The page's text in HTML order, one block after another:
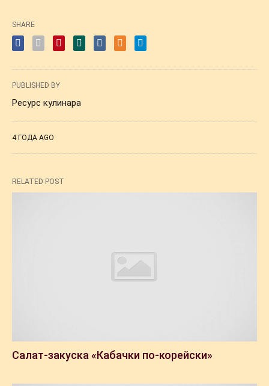
SHARE
PUBLISHED BY
Ресурс кулинара
4 ГОДА AGO
RELATED POST
Салат-закуска «Кабачки по-корейски»